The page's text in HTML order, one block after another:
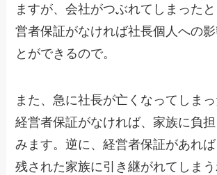
ますが、会社がつぶれてしまった
営者保証がなければ社長個人への
とができるので。
また、急に社長が亡くなってしまっ
経営者保証がなければ、家族に負
みます。逆に、経営者保証があれ
残された家族に引き継がれてしま